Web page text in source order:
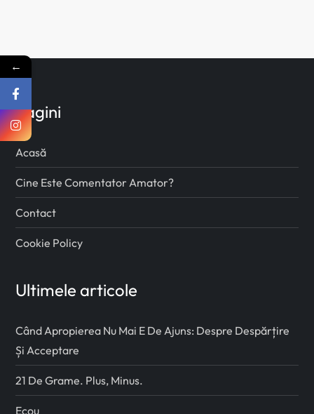
Pagini
Acasă
Cine Este Comentator Amator?
Contact
Cookie Policy
Ultimele articole
Când Apropierea Nu Mai E De Ajuns: Despre Despărțire
Și Acceptare
21 De Grame. Plus, Minus.
Ecou
←